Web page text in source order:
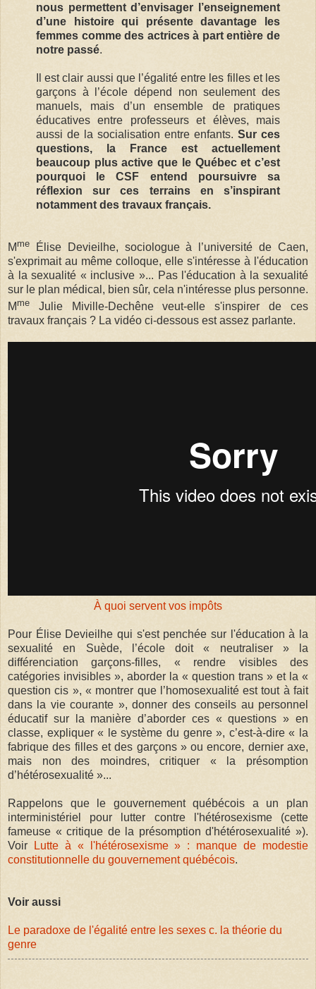
nous permettent d’envisager l’enseignement
d’une histoire qui présente davantage les
femmes comme des actrices à part entière de
notre passé.
Il est clair aussi que l’égalité entre les filles et les
garçons à l’école dépend non seulement des
manuels, mais d’un ensemble de pratiques
éducatives entre professeurs et élèves, mais
aussi de la socialisation entre enfants. Sur ces
questions, la France est actuellement
beaucoup plus active que le Québec et c’est
pourquoi le CSF entend poursuivre sa
réflexion sur ces terrains en s’inspirant
notamment des travaux français.
Mme Élise Devieilhe, sociologue à l’université de Caen,
s'exprimait au même colloque, elle s'intéresse à l'éducation
à la sexualité « inclusive »... Pas l'éducation à la sexualité
sur le plan médical, bien sûr, cela n'intéresse plus personne.
Mme Julie Miville-Dechêne veut-elle s'inspirer de ces
travaux français ? La vidéo ci-dessous est assez parlante.
À quoi servent vos impôts
Pour Élise Devieilhe qui s'est penchée sur l'éducation à la
sexualité en Suède, l’école doit « neutraliser » la
différenciation garçons-filles, « rendre visibles des
catégories invisibles », aborder la « question trans » et la «
question cis », « montrer que l’homosexualité est tout à fait
dans la vie courante », donner des conseils au personnel
éducatif sur la manière d’aborder ces « questions » en
classe, expliquer « le système du genre », c’est-à-dire « la
fabrique des filles et des garçons » ou encore, dernier axe,
mais non des moindres, critiquer « la présomption
d’hétérosexualité »...
Rappelons que le gouvernement québécois a un plan
interministériel pour lutter contre l'hétérosexisme (cette
fameuse « critique de la présomption d'hétérosexualité »).
Voir
Lutte à « l'hétérosexisme » : manque de modestie
constitutionnelle du gouvernement québécois.
Voir aussi
Le paradoxe de l'égalité entre les sexes c. la théorie du
genre